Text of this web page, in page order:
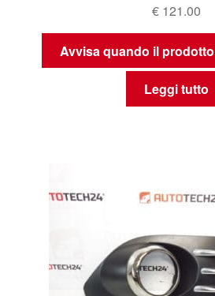
€ 121.00
Avvisa quando il
Leggi tutto